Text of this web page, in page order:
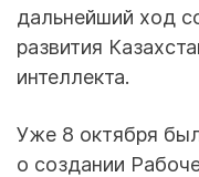
дальнейший ход
развития
интеллекта.
Уже 8 октября
о создании